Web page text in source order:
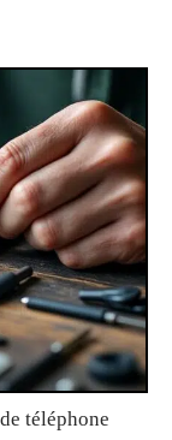
téléphone